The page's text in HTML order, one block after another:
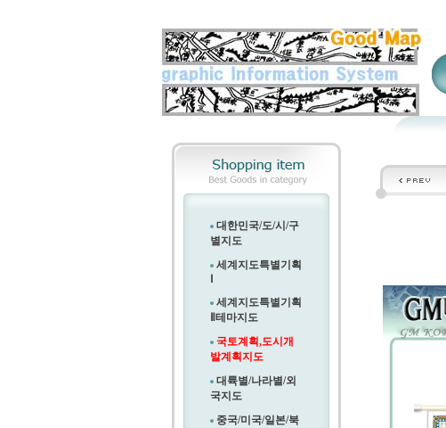
대한민국/도/시/구
별지도
세계지도특별기획
세계지도특별기획
테마지도
국토계획,도시개
발계획지도
대륙별/나라별/외
국지도
중국/미국/일본/북